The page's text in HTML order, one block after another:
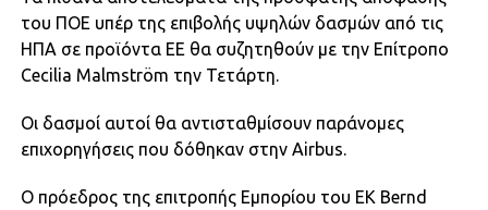
του ΠΟΕ υπέρ της επιβολής υψηλών δασμών από τις
ΗΠΑ σε προϊόντα ΕΕ θα συζητηθούν με την Επίτροπο
Cecilia Malmström την Τετάρτη.
Οι δασμοί αυτοί θα αντισταθμίσουν παράνομες
επιχορηγήσεις που δόθηκαν στην Airbus.
Ο πρόεδρος της επιτροπής Εμπορίου του ΕΚ Bernd